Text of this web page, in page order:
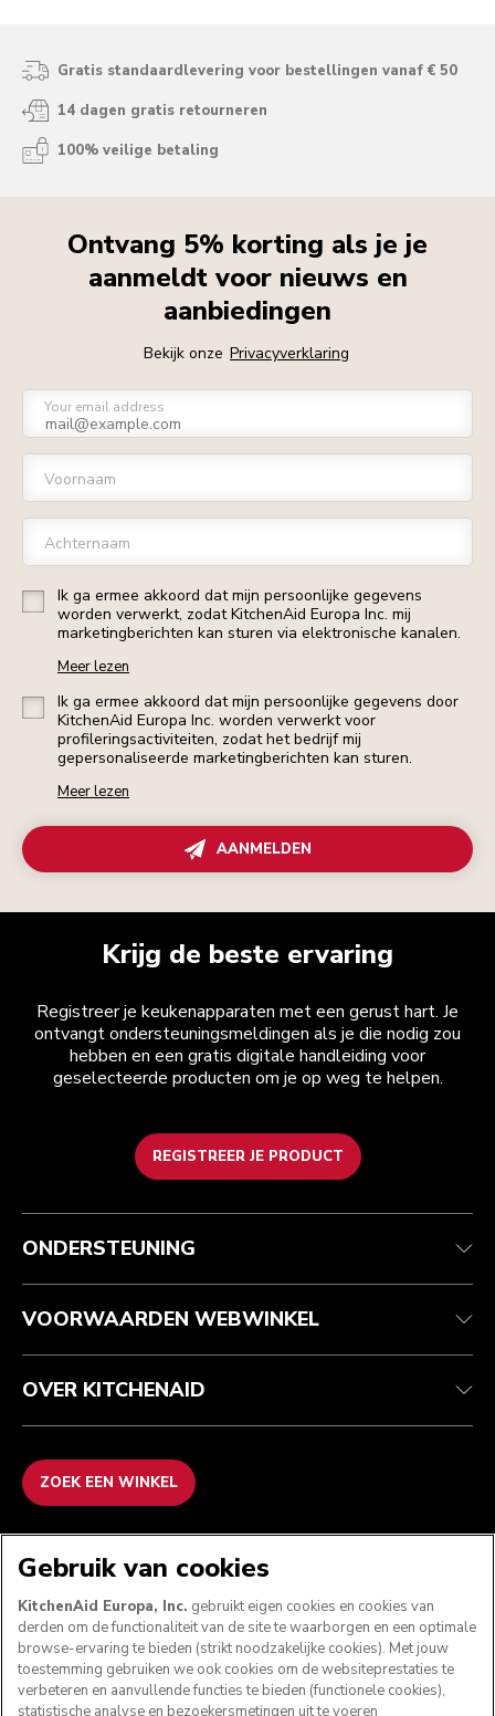
Gratis standaardlevering voor bestellingen vanaf € 50
14 dagen gratis retourneren
100% veilige betaling
Ontvang 5% korting als je je
aanmeldt voor nieuws en
aanbiedingen
Bekijk onze Privacyverklaring
Your email address
Voornaam
Achternaam
Ik ga ermee akkoord dat mijn persoonlijke gegevens
worden verwerkt, zodat KitchenAid Europa Inc. mij
marketingberichten kan sturen via elektronische kanalen.
Meer lezen
Ik ga ermee akkoord dat mijn persoonlijke gegevens door
KitchenAid Europa Inc. worden verwerkt voor
profileringsactiviteiten, zodat het bedrijf mij
gepersonaliseerde marketingberichten kan sturen.
Meer lezen
AANMELDEN
Krijg de beste ervaring
Registreer je keukenapparaten met een gerust hart. Je
ontvangt ondersteuningsmeldingen als je die nodig zou
hebben en een gratis digitale handleiding voor
geselecteerde producten om je op weg te helpen.
REGISTREER JE PRODUCT
Health check
Je bestelling volgen
Recupel
Algemene voorwaarden
Retournering en terugbetaling
ODR
Het merk
Zoek een winkel
ONDERSTEUNING
VOORWAARDEN WEBWINKEL
OVER KITCHENAID
ZOEK EEN WINKEL
VOLG ONS
Gebruik van cookies
KitchenAid Europa, Inc. gebruikt eigen cookies en cookies van
derden om de functionaliteit van de site te waarborgen en een optimale
browse-ervaring te bieden (strikt noodzakelijke cookies). Met jouw
toestemming gebruiken we ook cookies om de websiteprestaties te
verbeteren en aanvullende functies te bieden (functionele cookies),